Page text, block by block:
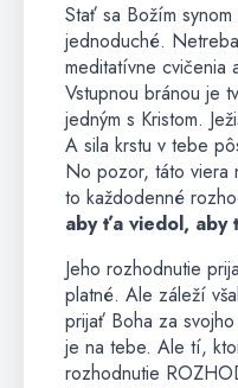
Stať sa Božím
jednoduché.
meditatívne cvičenia
Vstupnou bránou je
jedným s Kristom.
A sila krstu v tebe
No pozor, táto viera
to každodenné
aby ťa viedol, aby
Jeho rozhodnutie
platné. Ale záleží
prijať Boha za
je na tebe. Ale tí,
rozhodnutie